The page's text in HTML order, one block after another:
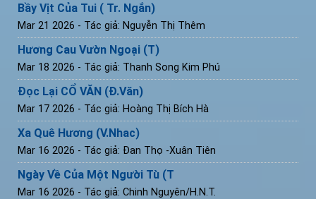
Bầy Vịt Của Tui ( Tr. Ngắn)
Mar 21 2026 - Tác giả: Nguyễn Thị Thêm
Hương Cau Vườn Ngoại (T)
Mar 18 2026 - Tác giả: Thanh Song Kim Phú
Đọc Lại CỔ VĂN (Đ.Văn)
Mar 17 2026 - Tác giả: Hoàng Thị Bích Hà
Xa Quê Hương (V.Nhac)
Mar 16 2026 - Tác giả: Đan Thọ -Xuân Tiên
Ngày Về Của Một Người Tù (T
Mar 16 2026 - Tác giả: Chinh Nguyên/H.N.T.